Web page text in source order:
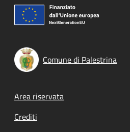
Comune di Palestrina
Footer menu
Area riservata
Crediti